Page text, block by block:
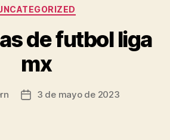
Categorías
de futbol liga
mx
Fecha3 de mayo de 2023